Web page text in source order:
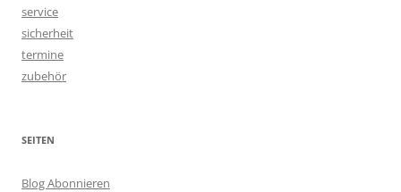
service
sicherheit
termine
zubehör
SEITEN
Blog Abonnieren